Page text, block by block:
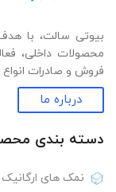
بیوتی سالت، با
محصولات داخلی،
فروش و صادرات انواع
درباره ما
دسته بندی‌
نمک های ارگانیک